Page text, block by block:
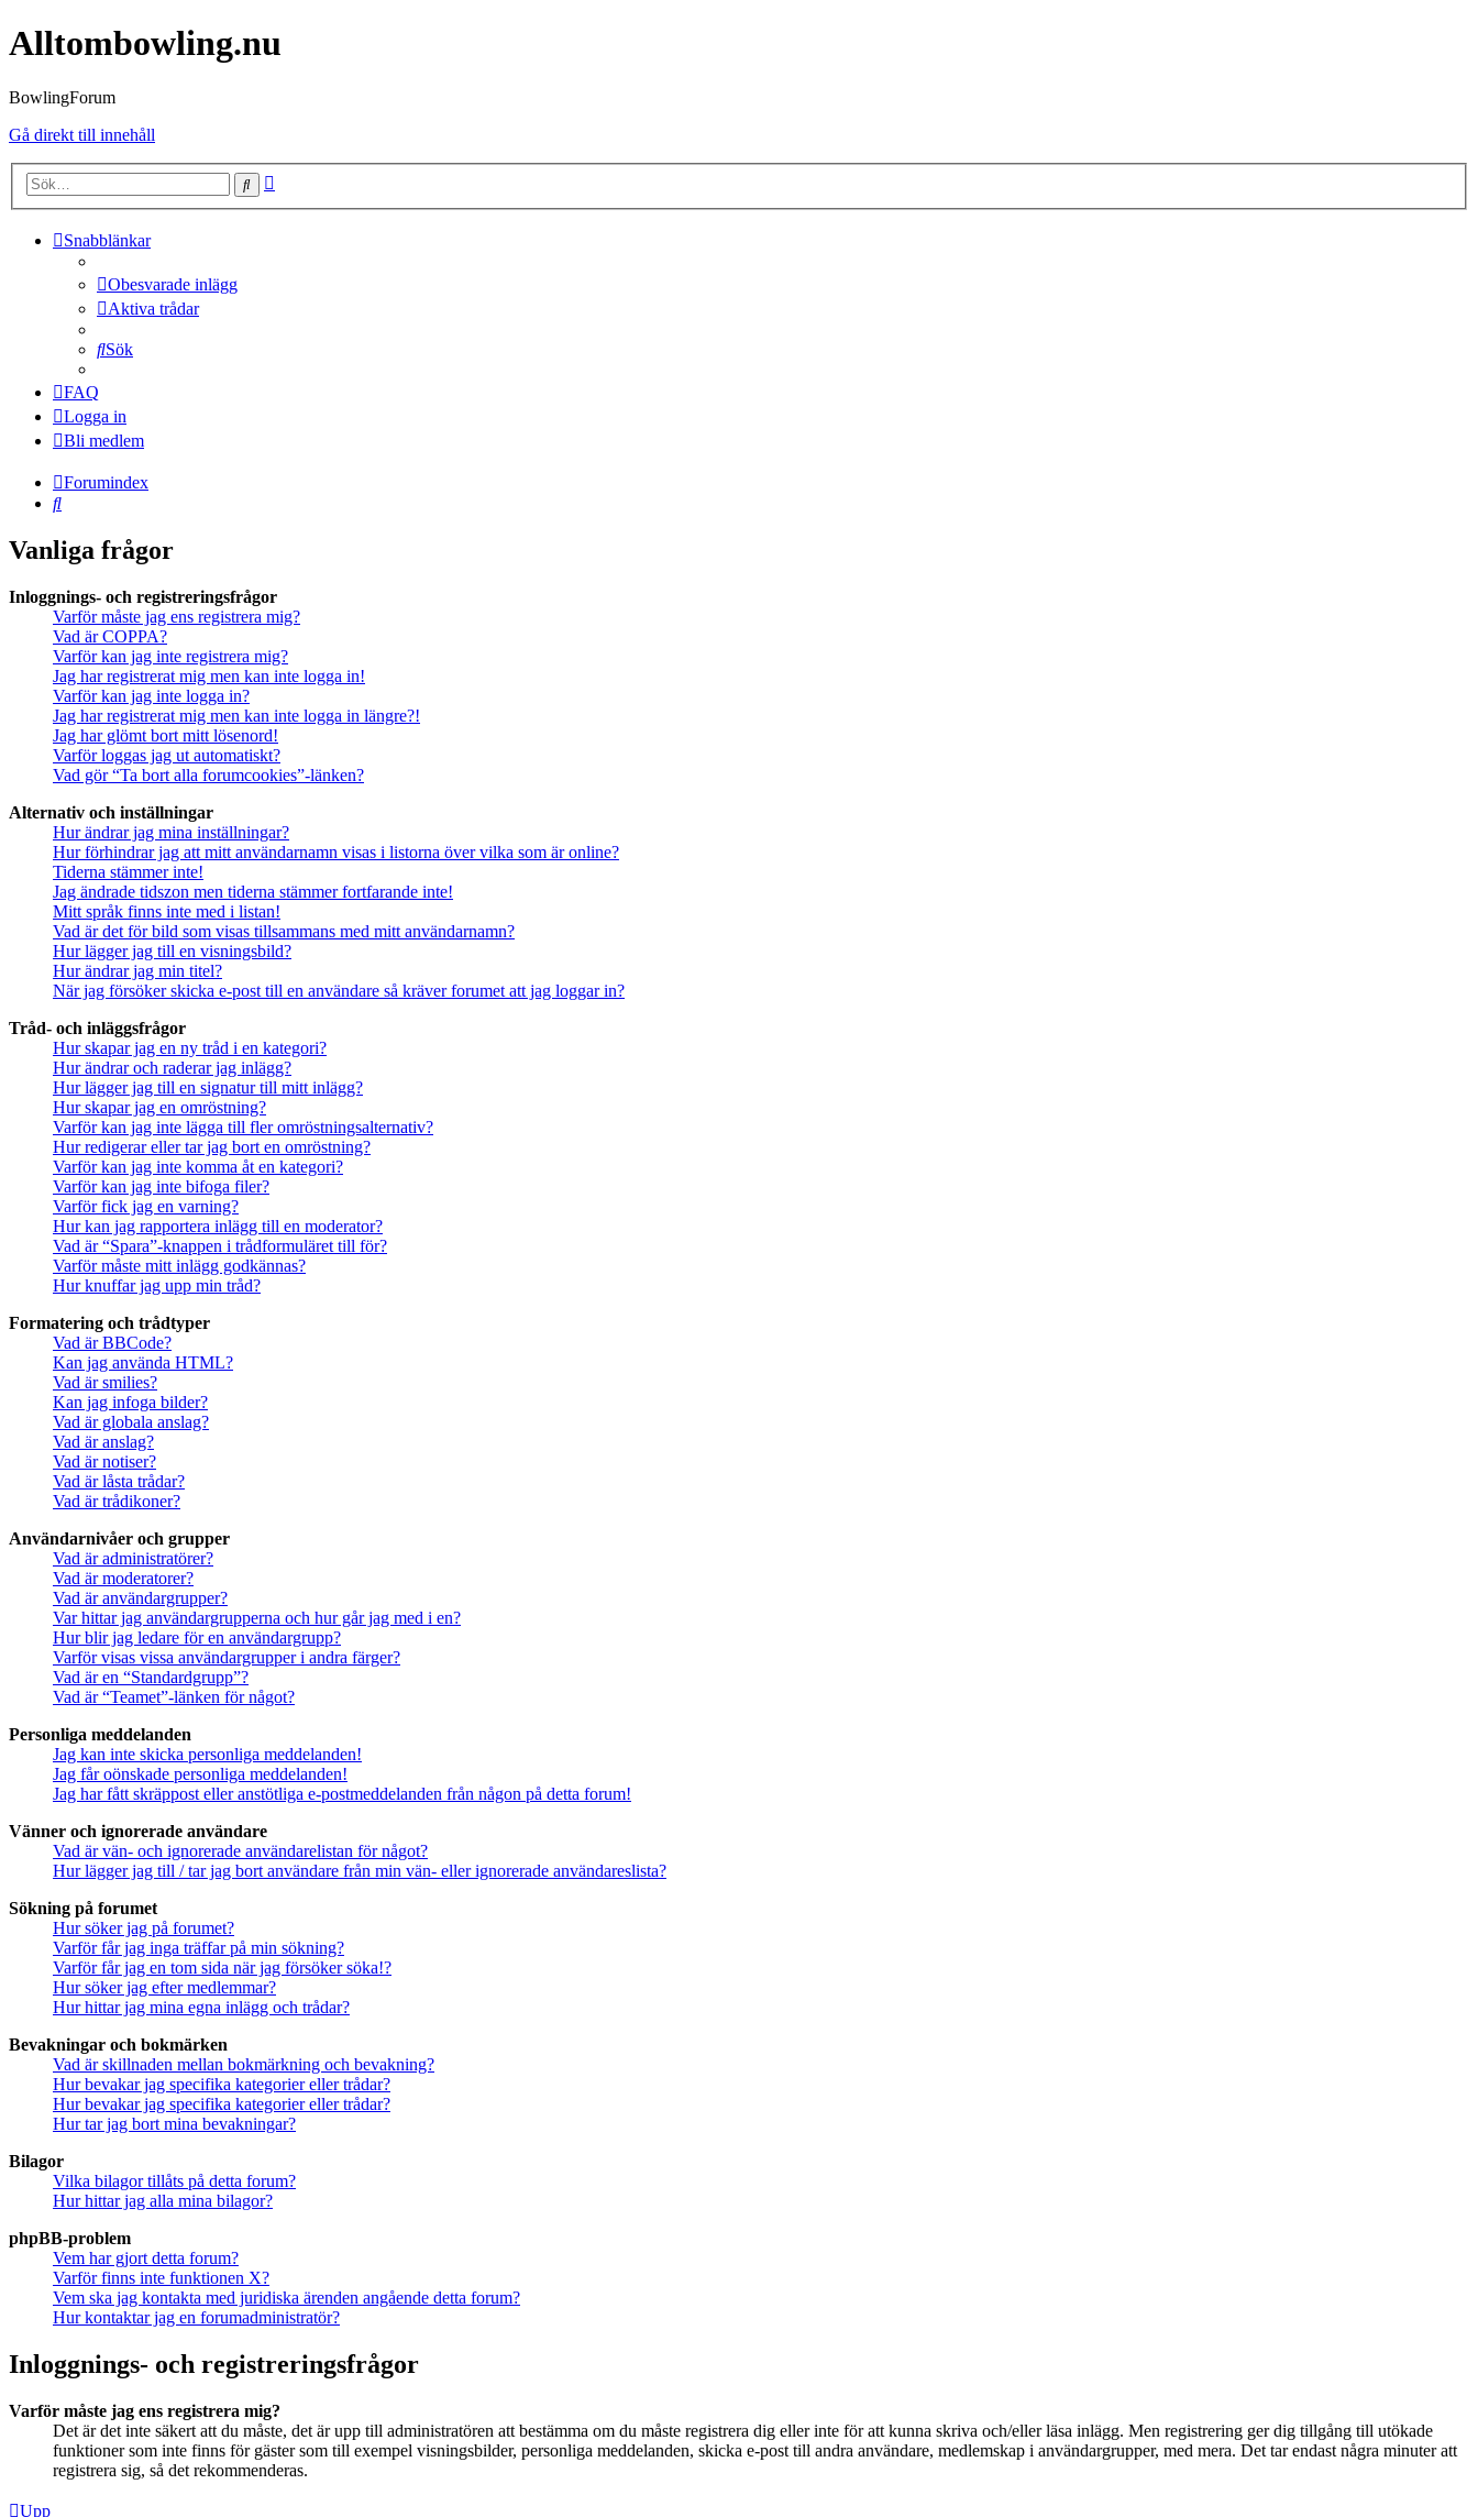
Alltombowling.nu
BowlingForum
Gå direkt till innehåll
Sök
Snabblänkar
Obesvarade inlägg
Aktiva trådar
Sök
FAQ
Logga in
Bli medlem
Forumindex
Sök
Vanliga frågor
Inloggnings- och registreringsfrågor
Varför måste jag ens registrera mig?
Vad är COPPA?
Varför kan jag inte registrera mig?
Jag har registrerat mig men kan inte logga in!
Varför kan jag inte logga in?
Jag har registrerat mig men kan inte logga in längre?!
Jag har glömt bort mitt lösenord!
Varför loggas jag ut automatiskt?
Vad gör “Ta bort alla forumcookies”-länken?
Alternativ och inställningar
Hur ändrar jag mina inställningar?
Hur förhindrar jag att mitt användarnamn visas i listorna över vilka som är online?
Tiderna stämmer inte!
Jag ändrade tidszon men tiderna stämmer fortfarande inte!
Mitt språk finns inte med i listan!
Vad är det för bild som visas tillsammans med mitt användarnamn?
Hur lägger jag till en visningsbild?
Hur ändrar jag min titel?
När jag försöker skicka e-post till en användare så kräver forumet att jag loggar in?
Tråd- och inläggsfrågor
Hur skapar jag en ny tråd i en kategori?
Hur ändrar och raderar jag inlägg?
Hur lägger jag till en signatur till mitt inlägg?
Hur skapar jag en omröstning?
Varför kan jag inte lägga till fler omröstningsalternativ?
Hur redigerar eller tar jag bort en omröstning?
Varför kan jag inte komma åt en kategori?
Varför kan jag inte bifoga filer?
Varför fick jag en varning?
Hur kan jag rapportera inlägg till en moderator?
Vad är “Spara”-knappen i trådformuläret till för?
Varför måste mitt inlägg godkännas?
Hur knuffar jag upp min tråd?
Formatering och trådtyper
Vad är BBCode?
Kan jag använda HTML?
Vad är smilies?
Kan jag infoga bilder?
Vad är globala anslag?
Vad är anslag?
Vad är notiser?
Vad är låsta trådar?
Vad är trådikoner?
Användarnivåer och grupper
Vad är administratörer?
Vad är moderatorer?
Vad är användargrupper?
Var hittar jag användargrupperna och hur går jag med i en?
Hur blir jag ledare för en användargrupp?
Varför visas vissa användargrupper i andra färger?
Vad är en “Standardgrupp”?
Vad är “Teamet”-länken för något?
Personliga meddelanden
Jag kan inte skicka personliga meddelanden!
Jag får oönskade personliga meddelanden!
Jag har fått skräppost eller anstötliga e-postmeddelanden från någon på detta forum!
Vänner och ignorerade användare
Vad är vän- och ignorerade användarelistan för något?
Hur lägger jag till / tar jag bort användare från min vän- eller ignorerade användareslista?
Sökning på forumet
Hur söker jag på forumet?
Varför får jag inga träffar på min sökning?
Varför får jag en tom sida när jag försöker söka!?
Hur söker jag efter medlemmar?
Hur hittar jag mina egna inlägg och trådar?
Bevakningar och bokmärken
Vad är skillnaden mellan bokmärkning och bevakning?
Hur bevakar jag specifika kategorier eller trådar?
Hur bevakar jag specifika kategorier eller trådar?
Hur tar jag bort mina bevakningar?
Bilagor
Vilka bilagor tillåts på detta forum?
Hur hittar jag alla mina bilagor?
phpBB-problem
Vem har gjort detta forum?
Varför finns inte funktionen X?
Vem ska jag kontakta med juridiska ärenden angående detta forum?
Hur kontaktar jag en forumadministratör?
Inloggnings- och registreringsfrågor
Varför måste jag ens registrera mig?
Det är det inte säkert att du måste, det är upp till administratören att bestämma om du måste registrera dig eller inte för att kunna skriva och/eller läsa inlägg. Men registrering ger dig tillgång till utökade
funktioner som inte finns för gäster som till exempel visningsbilder, personliga meddelanden, skicka e-post till andra användare, medlemskap i användargrupper, med mera. Det tar endast några minuter att
registrera sig, så det rekommenderas.
Upp